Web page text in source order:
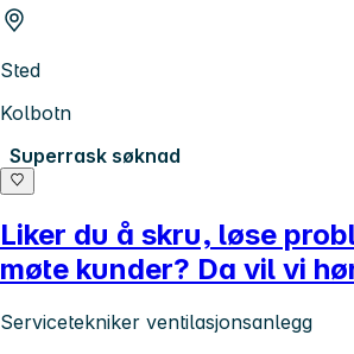
Sted
Kolbotn
Superrask søknad
Liker du å skru, løse
møte kunder? Da vil vi
Servicetekniker ventilasjonsanlegg